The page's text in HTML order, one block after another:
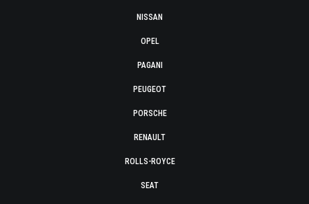
NISSAN
OPEL
PAGANI
PEUGEOT
PORSCHE
RENAULT
ROLLS-ROYCE
SEAT